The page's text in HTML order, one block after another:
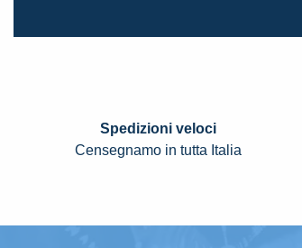
Spedizioni veloci
Censegnamo in tutta Italia